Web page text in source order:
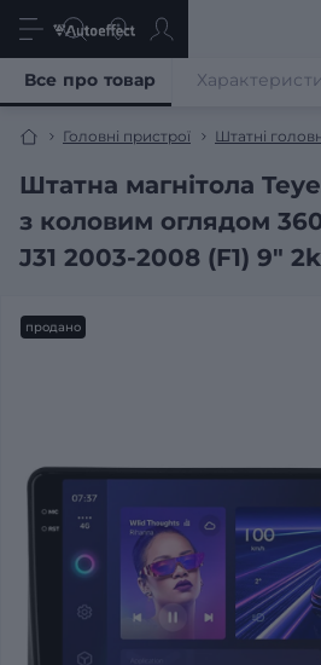
Головні пристрої Штатні
Штатна магнітола
з коловим оглядом
J31 2003-2008 (F1) 9" 2k
Все про товар
продано